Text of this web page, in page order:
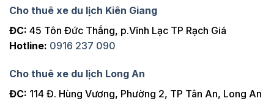
Cho thuê xe du lịch Kiên Giang
ĐC: 45 Tôn Đức Thắng, p.Vĩnh Lạc TP Rạch Giá
Hotline: 0916 237 090
Cho thuê xe du lịch Long An
ĐC: 114 Đ. Hùng Vương, Phường 2, TP Tân An, Long An